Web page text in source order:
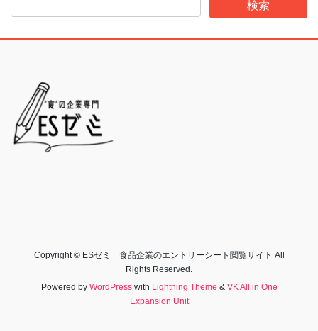
Copyright © ESゼミ 食品企業のエントリーシート閲覧サイト All
Rights Reserved.
Powered by WordPresswith Lightning Theme & VK All in One
Expansion Unit